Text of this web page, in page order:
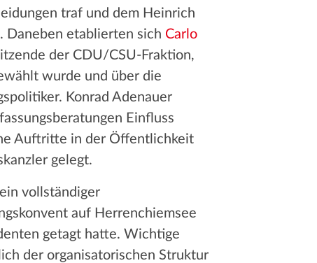
traf und dem Heinrich
Daneben etablierten sich Carlo
der CDU/CSU-Fraktion,
wurde und über die
Konrad Adenauer
Einfluss
Auftritte in der Öffentlichkeit
gelegt.
vollständiger
auf Herrenchiemsee
getagt hatte. Wichtige
der organisatorischen Struktur